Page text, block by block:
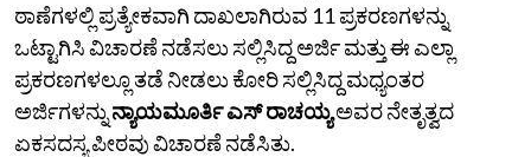
ಠಾಣೆಗಳಲ್ಲಿ ಪ್ರತ್ಯೇಕವಾಗಿ ದಾಖಲಾಗಿರುವ 11 ಪ್ರಕರಣಗಳನ್ನು
ಒಟ್ಟಾಗಿಸಿ ವಿಚಾರಣೆ ನಡೆಸಲು ಸಲ್ಲಿಸಿದ್ದ ಅರ್ಜಿ ಮತ್ತು ಈ ಎಲ್ಲಾ
ಪ್ರಕರಣಗಳಲ್ಲೂ ತಡೆ ನೀಡಲು ಕೋರಿ ಸಲ್ಲಿಸಿದ್ದ ಮಧ್ಯಂತರ
ಅರ್ಜಿಗಳನ್ನುನ್ಯಾಯಮೂರ್ತಿ ಎಸ್‌ ರಾಚಯ್ಯಅವರ ನೇತೃತ್ವದ
ಏಕಸದಸ್ಯ ಪೀಠವು ವಿಚಾರಣೆ ನಡೆಸಿತು.